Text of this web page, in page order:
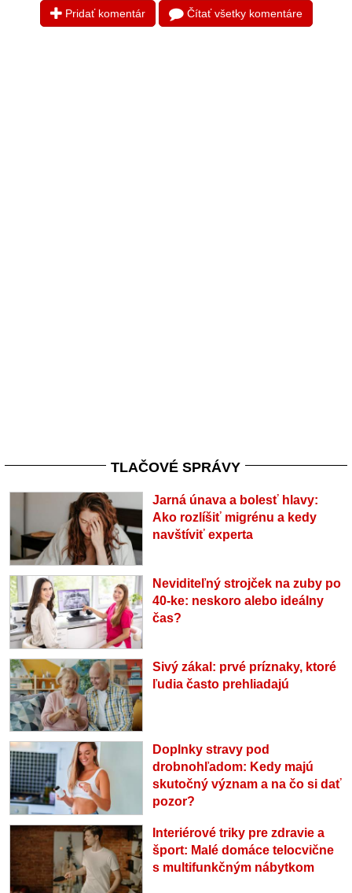
Pridať komentár Čítať všetky komentáre
TLAČOVÉ SPRÁVY
Jarná únava a bolesť hlavy:
Ako rozlíšiť migrénu a kedy
navštíviť experta
Neviditeľný strojček na zuby po
40-ke: neskoro alebo ideálny
čas?
Sivý zákal: prvé príznaky, ktoré
ľudia často prehliadajú
Doplnky stravy pod
drobnohľadom: Kedy majú
skutočný význam a na čo si dať
pozor?
Interiérové triky pre zdravie a
šport: Malé domáce telocvične
s multifunkčným nábytkom